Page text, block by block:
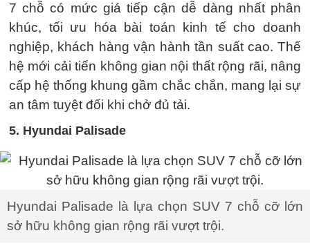
7 chỗ có mức giá tiếp cận dễ dàng nhất phân
khúc, tối ưu hóa bài toán kinh tế cho doanh
nghiệp, khách hàng vận hành tần suất cao. Thế
hệ mới cải tiến không gian nội thất rộng rãi, nâng
cấp hệ thống khung gầm chắc chắn, mang lại sự
an tâm tuyệt đối khi chở đủ tải.
5. Hyundai Palisade
Hyundai Palisade là lựa chọn SUV 7 chỗ cỡ lớn
sở hữu không gian rộng rãi vượt trội.